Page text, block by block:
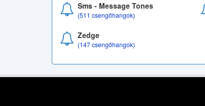
Sms - Message Tones
(511 csengőhangok)
Zedge
(147 csengőhangok)